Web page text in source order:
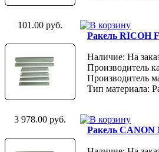
101.00 руб.
Ракель RICOH
Наличие: На
Производитель
Производитель
Тип материала:
3 978.00 руб.
Ракель CANON